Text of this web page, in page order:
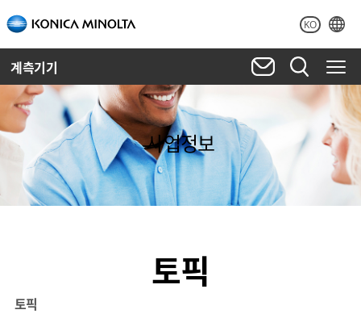
KO
계측기기
사업정보
토픽
토픽